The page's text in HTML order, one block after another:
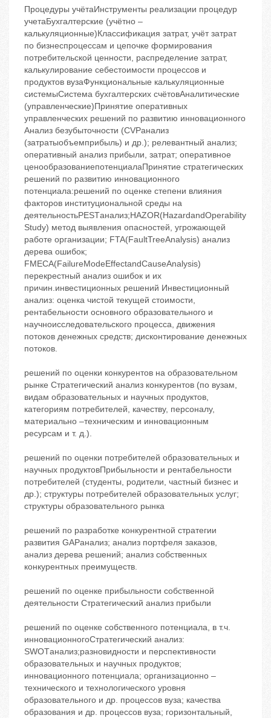
Процедуры учётаИнструменты реализации процедур
учетаБухгалтерские (учётно –
калькуляционные)Классификация затрат, учёт затрат
по бизнеспроцессам и цепочке формирования
потребительской ценности, распределение затрат,
калькулирование себестоимости процессов и
продуктов вузаФункциональные калькуляционные
системыСистема бухгалтерских счётовАналитические
(управленческие)Принятие оперативных
управленческих решений по развитию инновационного
Анализ безубыточности (CVPанализ
(затратыобъемприбыль) и др.); релевантный анализ;
оперативный анализ прибыли, затрат; оперативное
ценообразованиепотенциалаПринятие стратегических
решений по развитию инновационного
потенциала:решений по оценке степени влияния
факторов институциональной среды на
деятельностьPESTанализ;HAZOR(HazardandOperability
Study) метод выявления опасностей, угрожающей
работе организации; FTA(FaultTreeAnalysis) анализ
дерева ошибок;
FMECA(FailureModeEffectandCauseAnalysis)
перекрестный анализ ошибок и их
причин.инвестиционных решений Инвестиционный
анализ: оценка чистой текущей стоимости,
рентабельности основного образовательного и
научноисследовательского процесса, движения
потоков денежных средств; дисконтирование денежных
потоков.
решений по оценки конкурентов на образовательном
рынке Стратегический анализ конкурентов (по вузам,
видам образовательных и научных продуктов,
категориям потребителей, качеству, персоналу,
материально –техническим и инновационным
ресурсам и т. д.).
решений по оценки потребителей образовательных и
научных продуктовПрибыльности и рентабельности
потребителей (студенты, родители, частный бизнес и
др.); структуры потребителей образовательных услуг;
структуры образовательного рынка
решений по разработке конкурентной стратегии
развития GAPанализ; анализ портфеля заказов,
анализ дерева решений; анализ собственных
конкурентных преимуществ.
решений по оценке прибыльности собственной
деятельности Стратегический анализ прибыли
решений по оценке собственного потенциала, в т.ч.
инновационногоСтратегический анализ:
SWOTанализ;разновидности и перспективности
образовательных и научных продуктов;
инновационного потенциала; организационно –
технического и технологического уровня
образовательного и др. процессов вуза; качества
образования и др. процессов вуза; горизонтальный,